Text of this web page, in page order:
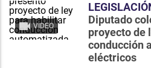
VIDEO
Diputado
proyecto de
conducción
eléctricos